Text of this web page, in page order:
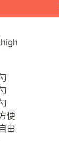
便
由